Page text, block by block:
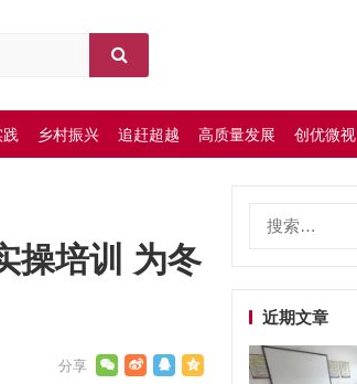
乡村振兴 追赶超越 高质量发展 创优微视
操培训 为冬
近期文章